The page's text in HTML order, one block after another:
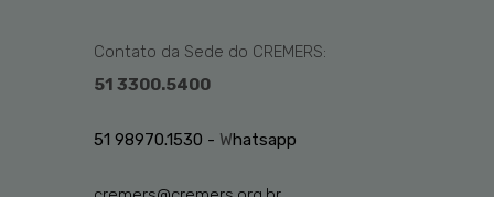
Contato da Sede do CREMERS:
51 3300.5400
51 98970.1530 - Whatsapp